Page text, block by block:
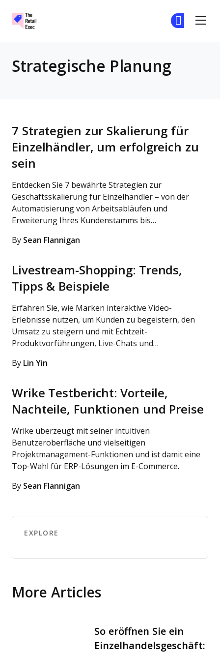
Strategische Planung
7 Strategien zur Skalierung für
Einzelhändler, um erfolgreich zu
sein
Entdecken Sie 7 bewährte Strategien zur
Geschäftsskalierung für Einzelhändler – von der
Automatisierung von Arbeitsabläufen und
Erweiterung Ihres Kundenstamms bis…
By Sean Flannigan
Livestream-Shopping: Trends,
Tipps & Beispiele
Erfahren Sie, wie Marken interaktive Video-
Erlebnisse nutzen, um Kunden zu begeistern, den
Umsatz zu steigern und mit Echtzeit-
Produktvorführungen, Live-Chats und…
By Lin Yin
Wrike Testbericht: Vorteile,
Nachteile, Funktionen und Preise
Wrike überzeugt mit seiner intuitiven
Benutzeroberfläche und vielseitigen
Projektmanagement-Funktionen und ist damit eine
Top-Wahl für ERP-Lösungen im E-Commerce.
By Sean Flannigan
EXPLORE
More Articles
So eröffnen Sie ein
Einzelhandelsgeschäft: